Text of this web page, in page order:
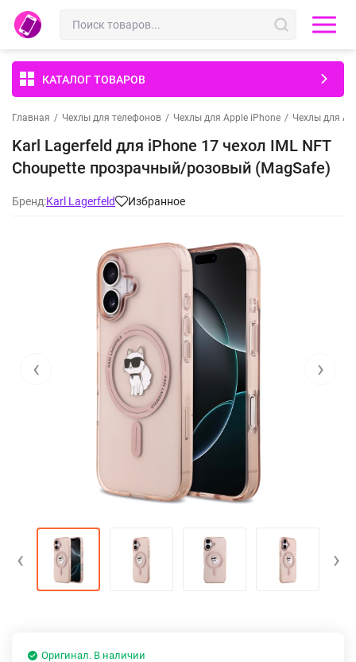
КАТАЛОГ ТОВАРОВ
Главная / Чехлы для телефонов / Чехлы для Apple iPhone / Чехлы для
Karl Lagerfeld для iPhone 17 чехол IML NFT
Choupette прозрачный/розовый (MagSafe)
Бренд:Karl Lagerfeld Избранное
‹ ›
‹ ›
Оригинал. В наличии